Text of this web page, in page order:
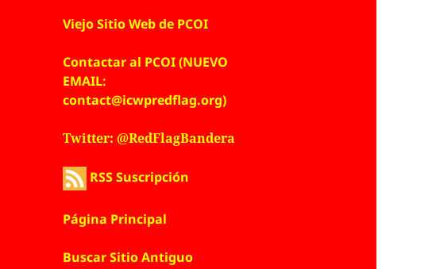
Viejo Sitio Web de PCOI
Contactar al PCOI (NUEVO
EMAIL:
contact@icwpredflag.org)
Twitter: @RedFlagBandera
RSS Suscripción
Página Principal
Buscar Sitio Antiguo